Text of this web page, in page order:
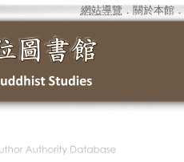
網站導覽 ． 關於本館．